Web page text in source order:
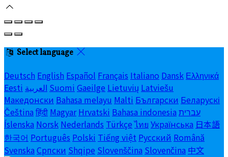
Select language
Deutsch English Español Français Italiano Dansk Ελληνικά
Eesti العربية Suomi Gaeilge Lietuvių Latviešu
Македонски Bahasa melayu Malti Български Беларускі
Čeština हिंदी Magyar Hrvatski Bahasa indonesia עברית
Íslenska Norsk Nederlands Türkçe ไทย Українська 日本語
한국어 Português Polski Tiếng việt Русский Română
Svenska Српски Shqipe Slovenščina Slovenčina 中文